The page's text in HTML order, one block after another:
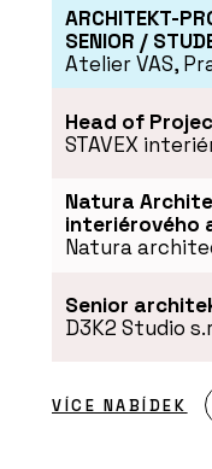
Podpora
ARCHITEKT-
SENIOR /
Atelier VAS,
Head of
STAVEX
Natura
Natura
Senior
D3K2 Studio
VÍCE NABÍDEK